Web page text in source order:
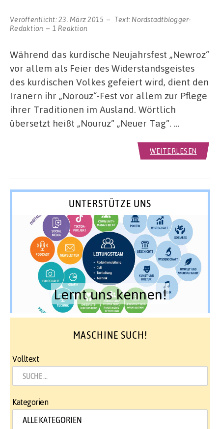
Veröffentlicht:23. März 2015 Text: Nordstadtblogger-
Redaktion
1 Reaktion
Während das kurdische Neujahrsfest „Newroz“
vor allem als Feier des Widerstandsgeistes
des kurdischen Volkes gefeiert wird, dient den
Iranern ihr „Norouz“-Fest vor allem zur Pflege
ihrer Traditionen im Ausland. Wörtlich
übersetzt heißt „Nouruz“ „Neuer Tag“. …
WEITERLESEN
UNTERSTÜTZE UNS
Lernt uns kennen!
MASCHINE SUCH!
Volltext
Kategorien